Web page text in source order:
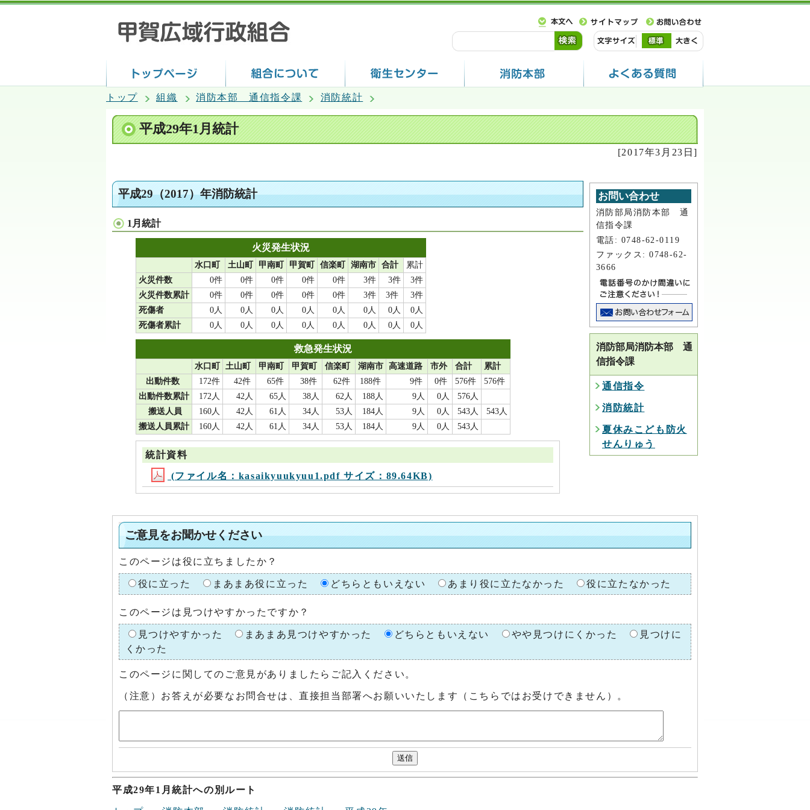
トップ 組織 消防本部 通信指令課 消防統計
平成29年1月統計
[2017年3月23日]
平成29（2017）年消防統計
1月統計
火災発生状況
水口町 土山町 甲南町 甲賀町 信楽町 湖南市 合計
累計
火災件数
0件 0件 0件 0件 0件 3件 3件
3件
火災件数累計
0件 0件 0件 0件 0件 3件 3件
3件
死傷者
0人 0人 0人 0人 0人 0人 0人
0人
死傷者累計
0人 0人 0人 0人 0人 0人 0人 0人
救急発生状況
水口町 土山町 甲南町 甲賀町 信楽町 湖南市 高速道路 市外 合計
累計
出動件数
172件 42件 65件 38件 62件 188件 9件 0件 576件
576件
出動件数累計
172人 42人 65人 38人 62人 188人 9人 0人
576人
搬送人員
160人 42人 61人 34人 53人 184人 9人 0人 543人
543人
搬送人員累計
160人 42人 61人 34人 53人 184人 9人 0人 543人
統計資料
(ファイル名：kasaikyuukyuu1.pdf サイズ：89.64KB)
お問い合わせ
消防部局消防本部 通
信指令課
電話: 0748-62-0119
ファックス: 0748-62-
3666
消防部局消防本部 通
信指令課
通信指令
消防統計
夏休みこども防火
せんりゅう
ご意見をお聞かせください
このページは役に立ちましたか？
役に立った まあまあ役に立った どちらともいえない あまり役に立たなかった 役に立たなかった
このページは見つけやすかったですか？
見つけやすかった まあまあ見つけやすかった どちらともいえない やや見つけにくかった
見つけに
くかった
このページに関してのご意見がありましたらご記入ください。
（注意）お答えが必要なお問合せは、直接担当部署へお願いいたします（こちらではお受けできません）。
平成29年1月統計への別ルート